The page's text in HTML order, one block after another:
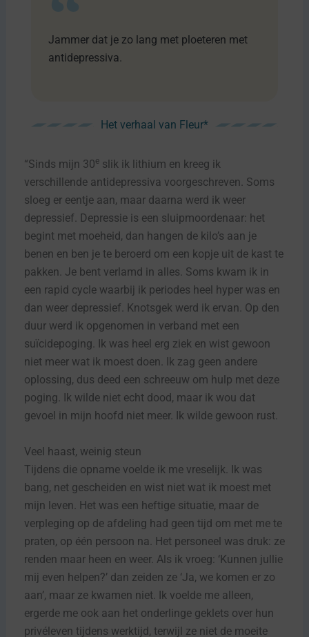
Jammer dat je zo lang met ploeteren met
antidepressiva.
Het verhaal van Fleur*
“Sinds mijn 30eslik ik lithium en kreeg ik
verschillende antidepressiva voorgeschreven. Soms
sloeg er eentje aan, maar daarna werd ik weer
depressief. Depressie is een sluipmoordenaar: het
begint met moeheid, dan hangen de kilo’s aan je
benen en ben je te beroerd om een kopje uit de kast te
pakken. Je bent verlamd in alles. Soms kwam ik in
een rapid cycle waarbij ik periodes heel hyper was en
dan weer depressief. Knotsgek werd ik ervan. Op den
duur werd ik opgenomen in verband met een
suïcidepoging. Ik was heel erg ziek en wist gewoon
niet meer wat ik moest doen. Ik zag geen andere
oplossing, dus deed een schreeuw om hulp met deze
poging. Ik wilde niet echt dood, maar ik wou dat
gevoel in mijn hoofd niet meer. Ik wilde gewoon rust.
Veel haast, weinig steun
Tijdens die opname voelde ik me vreselijk. Ik was
bang, net gescheiden en wist niet wat ik moest met
mijn leven. Het was een heftige situatie, maar de
verpleging op de afdeling had geen tijd om met me te
praten, op één persoon na. Het personeel was druk: ze
renden maar heen en weer. Als ik vroeg: ‘Kunnen jullie
mij even helpen?’ dan zeiden ze ‘Ja, we komen er zo
aan’, maar ze kwamen niet. Ik voelde me alleen,
ergerde me ook aan het onderlinge geklets over hun
privéleven tijdens werktijd, terwijl ze niet de moeite